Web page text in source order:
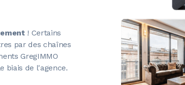
! Certains
par des chaînes
GregIMMO
biais de l'agence.